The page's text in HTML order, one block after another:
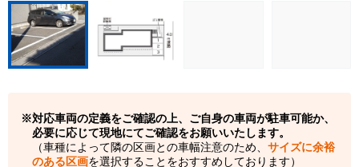
対応車両の定義をご確認の上、ご自身の車両が駐車可能か、
必要に応じて現地にてご確認をお願いいたします。
（車種によって隣の区画との車幅注意のため、 サイズに余裕
のある区画を選択することをおすすめしております）